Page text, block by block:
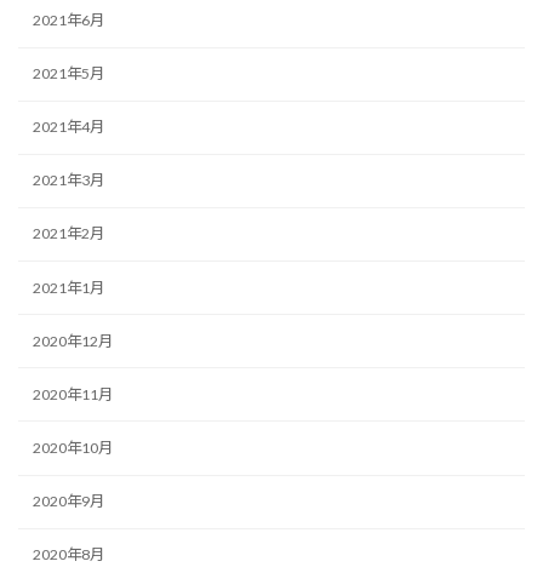
2021年6月
2021年5月
2021年4月
2021年3月
2021年2月
2021年1月
2020年12月
2020年11月
2020年10月
2020年9月
2020年8月